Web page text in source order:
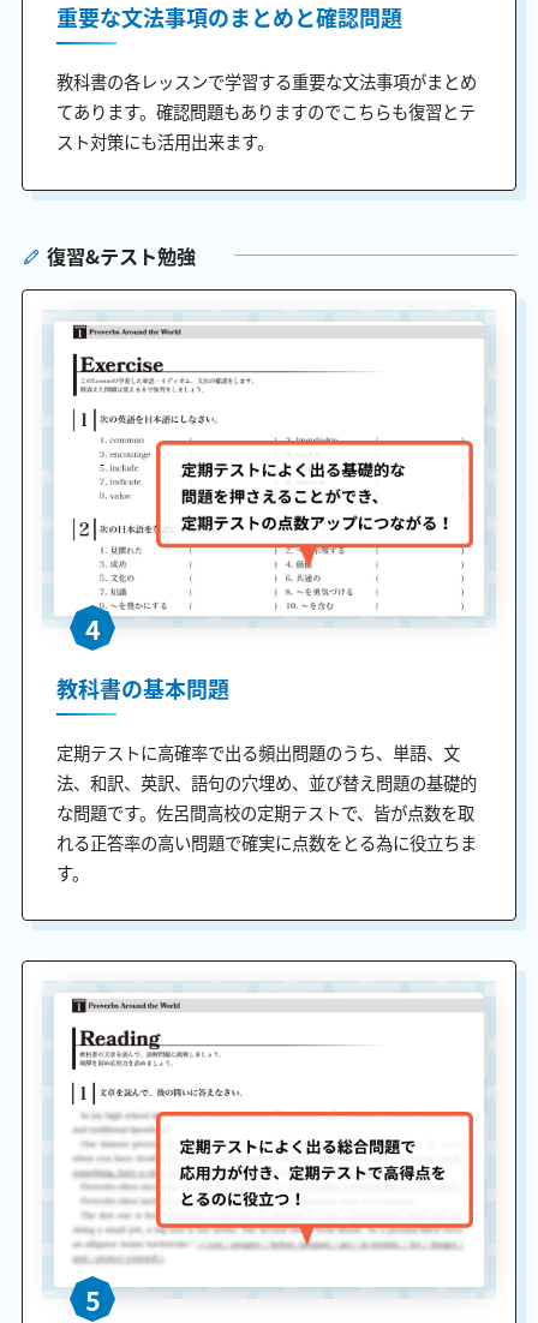
重要な文法事項のまとめと確認問題
教科書の各レッスンで学習する重要な文法事項がまとめ
てあります。確認問題もありますのでこちらも復習とテ
スト対策にも活用出来ます。
復習&テスト勉強
4
教科書の基本問題
定期テストに高確率で出る頻出問題のうち、単語、文
法、和訳、英訳、語句の穴埋め、並び替え問題の基礎的
な問題です。佐呂間高校の定期テストで、皆が点数を取
れる正答率の高い問題で確実に点数をとる為に役立ちま
す。
5